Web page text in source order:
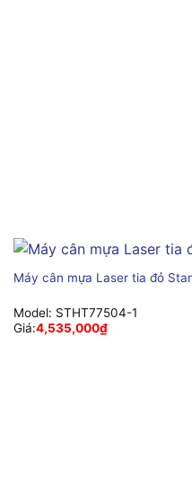
Máy cân mựa Laser tia đỏ
Model: STHT77504-1
Giá:4,535,000₫